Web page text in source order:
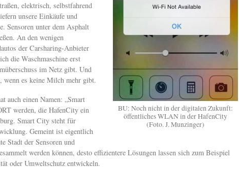
BU: Noch nicht in der digitalen Zukunft:
öffentliches WLAN in der HafenCity
(Foto. J. Munzinger)
elektrisch, selbstfahrend
unsere Einkäufe und
Sensoren unter dem Asphalt
An den wenigen
der Carsharing-Anbieter
die Waschmaschine erst
im Netz gibt. Und
wenn es keine Milch mehr gibt.
auch einen Namen: „Smart
werden, die HafenCity ein
Smart City steht für
Gemeint ist eigentlich
Stadt der Sensoren und
werden können, desto effizientere Lösungen lassen sich zum Beispiel
oder Umweltschutz entwickeln.